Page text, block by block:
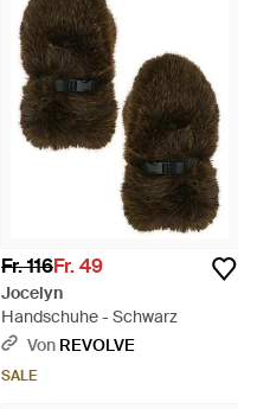
Fr. 116Fr. 49
Jocelyn
Handschuhe - Schwarz
Von REVOLVE
SALE